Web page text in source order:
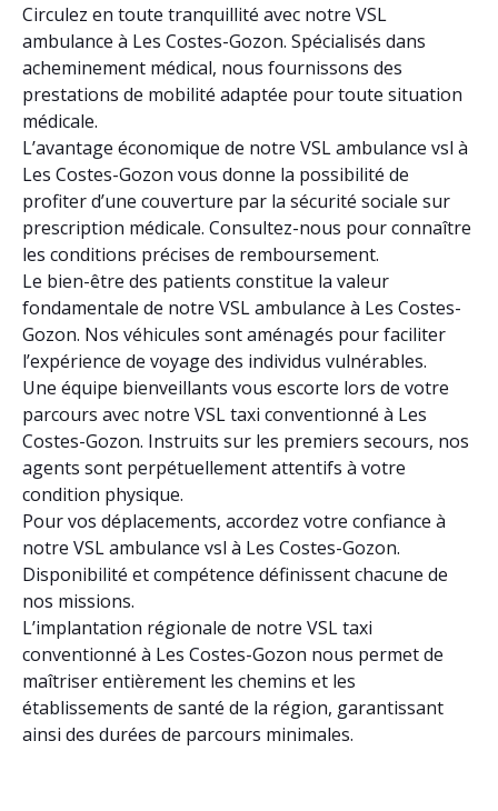
Circulez en toute tranquillité avec notre VSL
ambulance à Les Costes-Gozon. Spécialisés dans
acheminement médical, nous fournissons des
prestations de mobilité adaptée pour toute situation
médicale.
L’avantage économique de notre VSL ambulance vsl à
Les Costes-Gozon vous donne la possibilité de
profiter d’une couverture par la sécurité sociale sur
prescription médicale. Consultez-nous pour connaître
les conditions précises de remboursement.
Le bien-être des patients constitue la valeur
fondamentale de notre VSL ambulance à Les Costes-
Gozon. Nos véhicules sont aménagés pour faciliter
l’expérience de voyage des individus vulnérables.
Une équipe bienveillants vous escorte lors de votre
parcours avec notre VSL taxi conventionné à Les
Costes-Gozon. Instruits sur les premiers secours, nos
agents sont perpétuellement attentifs à votre
condition physique.
Pour vos déplacements, accordez votre confiance à
notre VSL ambulance vsl à Les Costes-Gozon.
Disponibilité et compétence définissent chacune de
nos missions.
L’implantation régionale de notre VSL taxi
conventionné à Les Costes-Gozon nous permet de
maîtriser entièrement les chemins et les
établissements de santé de la région, garantissant
ainsi des durées de parcours minimales.